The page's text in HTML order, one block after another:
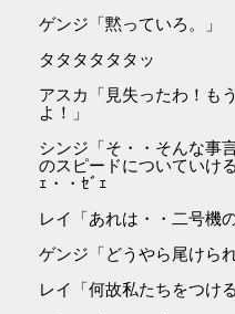
ゲンジ「黙っていろ。」
タタタタタタッ
アスカ「見失ったわ！も
よ！」
シンジ「そ・・そんな事
のスピードについていけ
ｪ・・ｾﾞｪ
レイ「あれは・・二号機
ゲンジ「どうやら尾けら
レイ「何故私たちをつけ